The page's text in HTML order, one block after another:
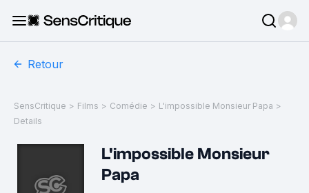
Retour
SensCritique > Films > Comédie > L'impossible Monsieur Papa >
Details
L'impossible Monsieur
Papa